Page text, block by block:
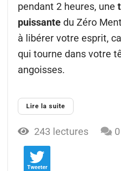
pendant 2 heures, une
puissante du Zéro
à libérer votre esprit,
qui tourne dans votre
angoisses.
Lire la suite
243 lectures
Tweeter